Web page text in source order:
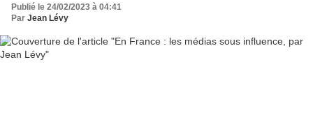
Publié le 24/02/2023 à 04:41
Par Jean Lévy